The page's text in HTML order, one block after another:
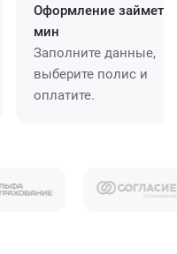
Оформление займет
мин
Заполните данные,
выберите полис и
оплатите.